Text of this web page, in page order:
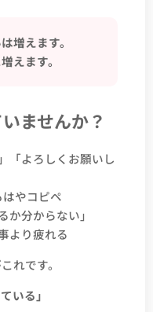
増えます。
えます。
ませんか？
「よろしくお願いし
やコピペ
か分からない」
より疲れる
れです。
いる」